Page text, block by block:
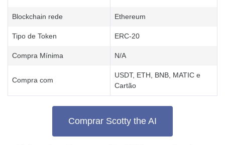
Blockchain rede Ethereum
Tipo de Token ERC-20
Compra Mínima N/A
Compra com
USDT, ETH, BNB, MATIC e
Cartão
Comprar Scotty the AI